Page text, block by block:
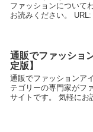
ファッションについて
お読みください。
通販でファッショ
定版】
通販でファッションア
テゴリーの専門家がフ
サイトです。 気軽に